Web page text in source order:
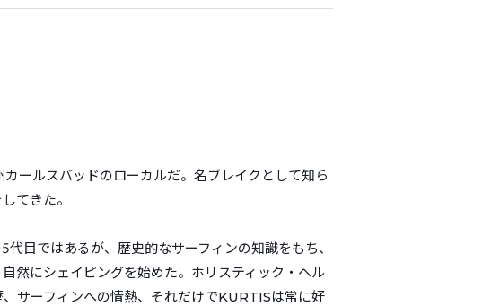
ールスバッドのローカルだ。名ブレイクとして知ら
てきた。
目ではあるが、歴史的なサーフィンの知識をもち、
然にシェイピングを始めた。ホリスティック・ヘル
サーフィンへの情熱、それだけでKURTISは常に好